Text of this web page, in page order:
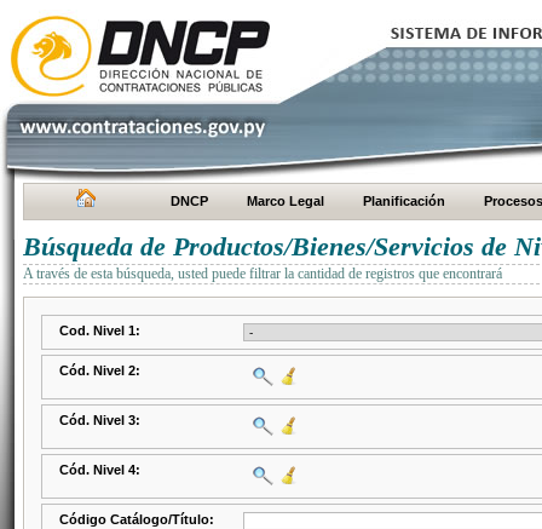
DNCP Marco Legal Planificación Procesos
Búsqueda de Productos/Bienes/Servicios de
A través de esta búsqueda, usted puede filtrar la cantidad de registros que encontrará
Cod. Nivel 1:
Cód. Nivel 2:
Cód. Nivel 3:
Cód. Nivel 4:
Código Catálogo/Título: